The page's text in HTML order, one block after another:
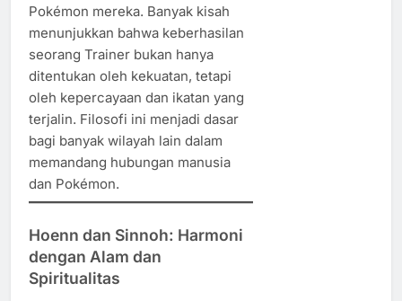
Pokémon mereka. Banyak kisah
menunjukkan bahwa keberhasilan
seorang Trainer bukan hanya
ditentukan oleh kekuatan, tetapi
oleh kepercayaan dan ikatan yang
terjalin. Filosofi ini menjadi dasar
bagi banyak wilayah lain dalam
memandang hubungan manusia
dan Pokémon.
Hoenn dan Sinnoh: Harmoni
dengan Alam dan
Spiritualitas